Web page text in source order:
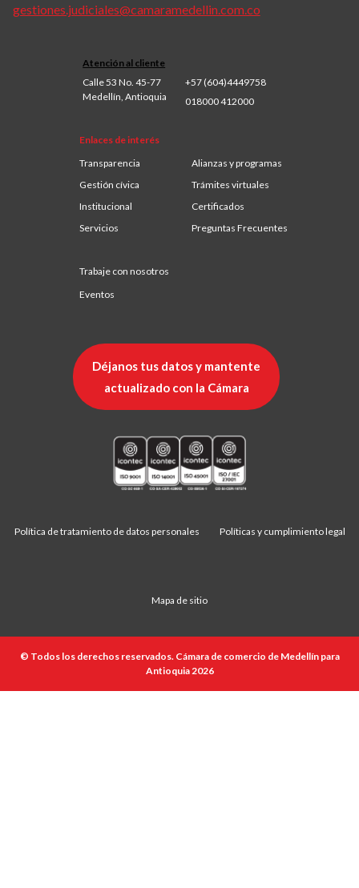
gestiones.judiciales@camaramedellin.com.co
Atención al cliente
Calle 53 No. 45-77
Medellín, Antioquia
+57 (604)4449758
018000 412000
Enlaces de interés
Transparencia
Alianzas y programas
Gestión cívica
Trámites virtuales
Institucional
Certificados
Servicios
Preguntas Frecuentes
Trabaje con nosotros
Eventos
Déjanos tus datos y mantente
actualizado con la Cámara
Política de tratamiento de datos personales Políticas y cumplimiento legal
Mapa de sitio
© Todos los derechos reservados. Cámara de comercio de Medellín para
Antioquia 2026